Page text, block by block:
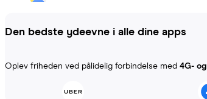
Den bedste ydeevne i alle dine apps
Oplev friheden ved pålidelig forbindelse med 4G-